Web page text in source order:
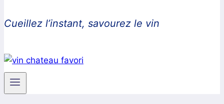
Cueillez l’instant, savourez le vin